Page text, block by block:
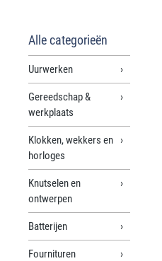
Alle categorieën
Uurwerken
Gereedschap &
werkplaats
Klokken, wekkers en
horloges
Knutselen en
ontwerpen
Batterijen
Fournituren